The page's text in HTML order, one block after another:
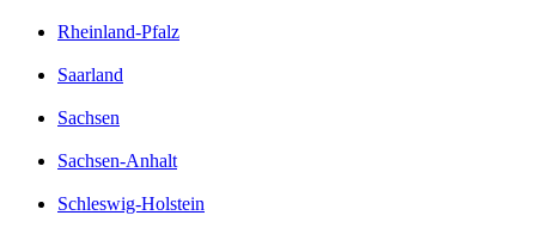
Rheinland-Pfalz
Saarland
Sachsen
Sachsen-Anhalt
Schleswig-Holstein